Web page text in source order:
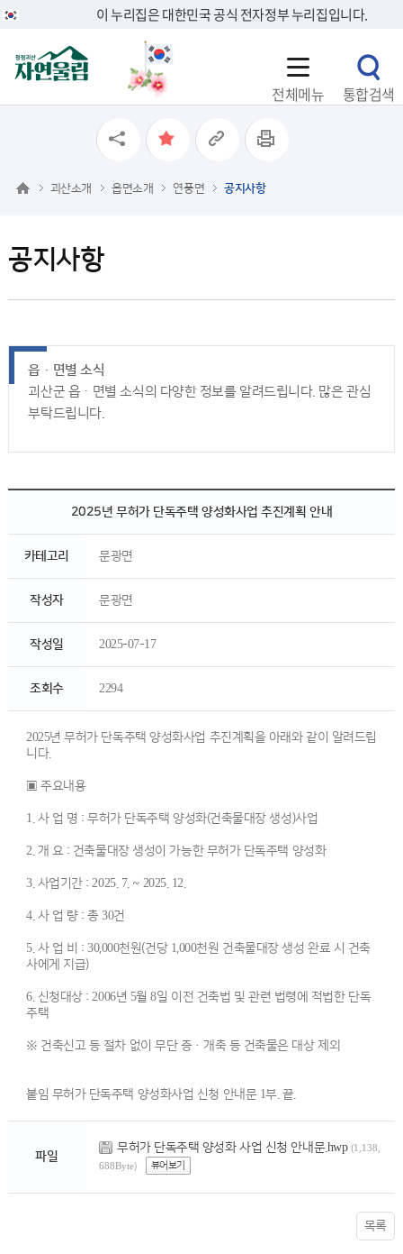
이 누리집은 대한민국 공식 전자정부 누리집입니다.
전체메뉴 통합검색
공지사항
괴산소개 읍면소개 연풍면 공지사항
읍ㆍ면별 소식
괴산군 읍ㆍ면별 소식의 다양한 정보를 알려드립니다. 많은 관심
부탁드립니다.
2025년 무허가 단독주택 양성화사업 추진계획 안내
카테고리 문광면
작성자 문광면
작성일 2025-07-17
조회수 2294
2025년 무허가 단독주택 양성화사업 추진계획을 아래와 같이 알려드립
니다.
▣ 주요내용
1. 사 업 명 : 무허가 단독주택 양성화(건축물대장 생성)사업
2. 개 요 : 건축물대장 생성이 가능한 무허가 단독주택 양성화
3. 사업기간 : 2025. 7. ~ 2025. 12.
4. 사 업 량 : 총 30건
5. 사 업 비 : 30,000천원(건당 1,000천원 건축물대장 생성 완료 시 건축
사에게 지급)
6. 신청대상 : 2006년 5월 8일 이전 건축법 및 관련 법령에 적법한 단독
주택
※ 건축신고 등 절차 없이 무단 증·개축 등 건축물은 대상 제외
붙임 무허가 단독주택 양성화사업 신청 안내문 1부. 끝.
파일
무허가 단독주택 양성화 사업 신청 안내문.hwp (1,138,
688Byte)
뷰어보기
목록